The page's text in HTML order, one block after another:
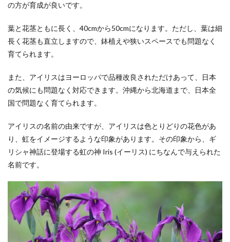
の方が育成が良いです。
葉と花茎ともに長く、40cmから50cmになります。ただし、葉は細
長く花茎も直立しますので、鉢植えや狭いスペースでも問題なく
育てられます。
また、アイリスはヨーロッパで品種改良されただけあって、日本
の気候にも問題なく対応できます。沖縄から北海道まで、日本全
国で問題なく育てられます。
アイリスの名前の由来ですが、アイリスは色とりどりの花色があ
り、虹をイメージするような印象があります。その印象から、ギ
リシャ神話に登場する虹の神 Iris (イーリス) にちなんで与えられた
名前です。